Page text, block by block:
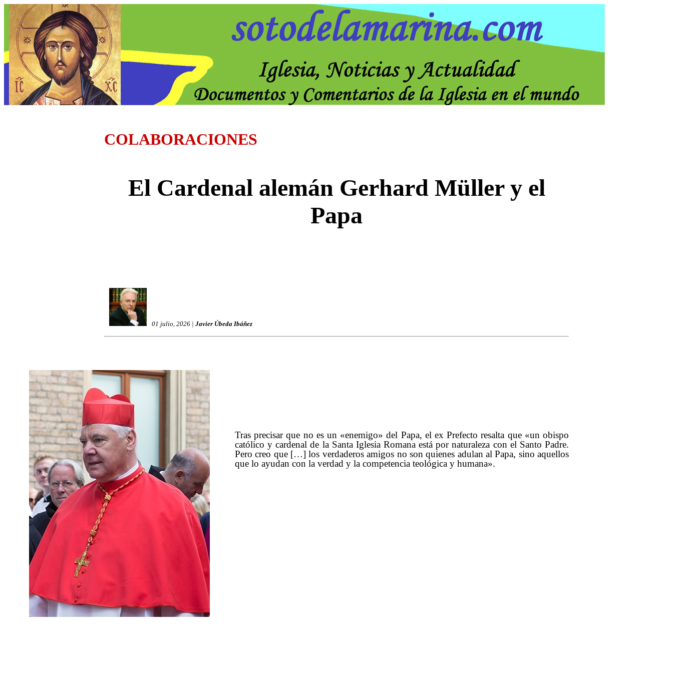
COLABORACIONES
El Cardenal alemán Gerhard Müller y el
Papa
01 julio, 2026 | Javier Úbeda Ibáñez
Tras precisar que no es un «enemigo» del Papa, el ex Prefecto resalta que «un obispo
católico y cardenal de la Santa Iglesia Romana está por naturaleza con el Santo Padre.
Pero creo que […] los verdaderos amigos no son quienes adulan al Papa, sino aquellos
que lo ayudan con la verdad y la competencia teológica y humana».